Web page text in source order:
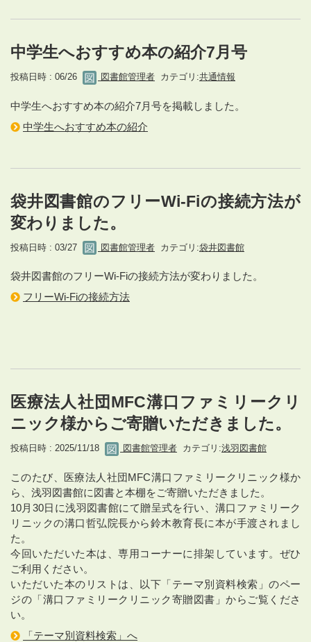
中学生へおすすめ本の紹介7月号
投稿日時 : 06/26 図書館管理者 カテゴリ:共通情報
中学生へおすすめ本の紹介7月号を掲載しました。
中学生へおすすめ本の紹介
袋井図書館のフリーWi-Fiの接続方法が
変わりました。
投稿日時 : 03/27 図書館管理者 カテゴリ:袋井図書館
袋井図書館のフリーWi-Fiの接続方法が変わりました。
フリーWi-Fiの接続方法
医療法人社団MFC溝口ファミリークリ
ニック様からご寄贈いただきました。
投稿日時 : 2025/11/18 図書館管理者 カテゴリ:浅羽図書館
このたび、医療法人社団MFC溝口ファミリークリニック様か
ら、浅羽図書館に図書と本棚をご寄贈いただきました。
10月30日に浅羽図書館にて贈呈式を行い、溝口ファミリーク
リニックの溝口哲弘院長から鈴木教育長に本が手渡されまし
た。
今回いただいた本は、専用コーナーに排架しています。ぜひ
ご利用ください。
いただいた本のリストは、以下「テーマ別資料検索」のペー
ジの「溝口ファミリークリニック寄贈図書」からご覧くださ
い。
「テーマ別資料検索」へ